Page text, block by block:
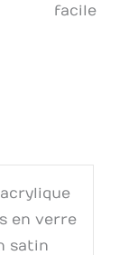
facile
en verre
satin